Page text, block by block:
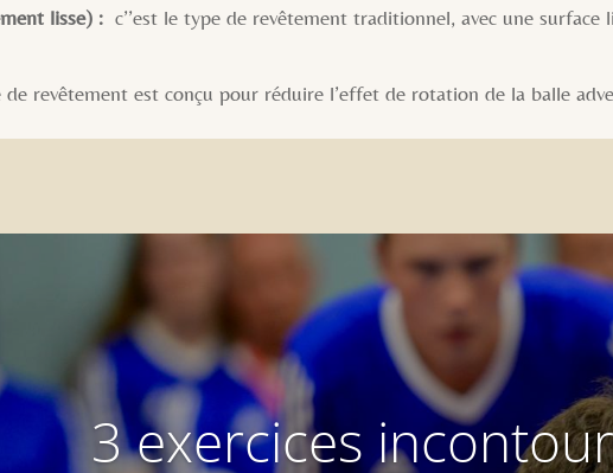
lisse) :c’’est le type de revêtement traditionnel, avec une
de revêtement est conçu pour réduire l’effet de rotation de la balle
3 exercices